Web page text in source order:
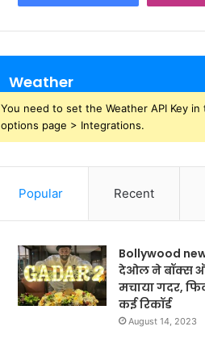
Weather
You need to set the Weather API Key in
options page > Integrations.
Popular Recent
Bollywood
देओल ने बॉक्स
मचाया गदर,
कई रिकॉर्ड
August 14, 2023